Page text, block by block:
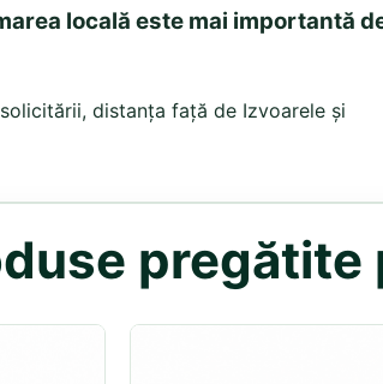
locală este mai importantă
distanța față de Izvoarele și